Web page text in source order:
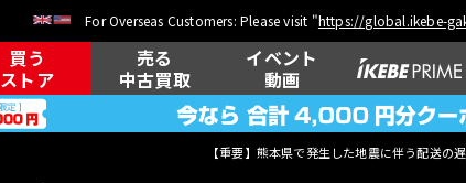
For Overseas Customers: Please visit "https://global.ikebe-
買う
ストア
売る
中古買取
イベント
動画
【重要】熊本県で発生した地震に伴う配送の